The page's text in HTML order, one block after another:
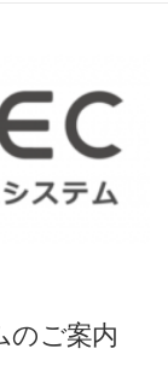
のご案内